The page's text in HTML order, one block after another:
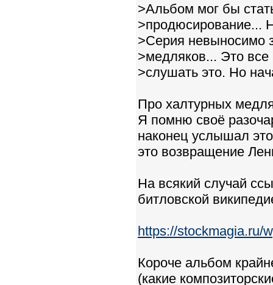
>Альбом мог бы
>продюсирование...
>Серия невыносимо
>медляков... Это все
>слушать это. Но
Про халтурных
Я помню своё
наконец услышал
это возвращение
На всякий случай
битловской
https://stockmagia.ru/
Короче альбом
(какие